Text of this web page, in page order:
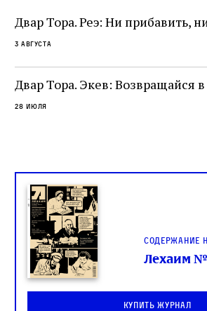
не просто покровитель
окружённый книгами. Перед
одно решение которого
целой общины и стало частью
спора о том, кому
слово в переводе Библии
Двар Тора. Реэ: Ни прибавить,
3 августа
Двар Тора. Экев: Возвращайся
28 июля
Содержание
Лехаим №
Купить журнал